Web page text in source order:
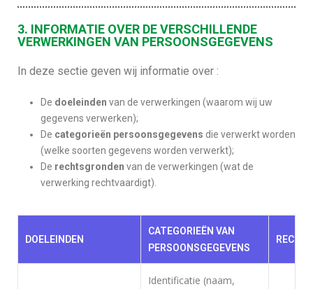
3. INFORMATIE OVER DE VERSCHILLENDE
VERWERKINGEN VAN PERSOONSGEGEVENS
In deze sectie geven wij informatie over :
De doeleinden van de verwerkingen (waarom wij uw
gegevens verwerken);
De categorieën persoonsgegevens die verwerkt worden
(welke soorten gegevens worden verwerkt);
De rechtsgronden van de verwerkingen (wat de
verwerking rechtvaardigt).
DOELEINDEN
CATEGORIEËN VAN
PERSOONSGEGEVENS
Identificatie (naam,